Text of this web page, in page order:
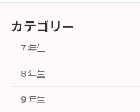
カテゴリー
７年生
８年生
９年生